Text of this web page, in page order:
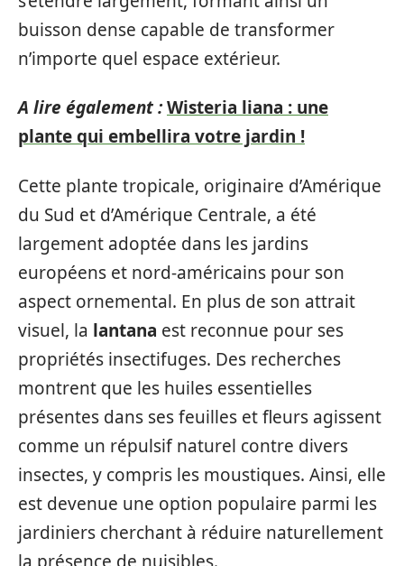
buisson dense capable de transformer
n’importe quel espace extérieur.
A lire également :Wisteria liana : une
plante qui embellira votre jardin !
Cette plante tropicale, originaire d’Amérique
du Sud et d’Amérique Centrale, a été
largement adoptée dans les jardins
européens et nord-américains pour son
aspect ornemental. En plus de son attrait
visuel, la lantana est reconnue pour ses
propriétés insectifuges. Des recherches
montrent que les huiles essentielles
présentes dans ses feuilles et fleurs agissent
comme un répulsif naturel contre divers
insectes, y compris les moustiques. Ainsi, elle
est devenue une option populaire parmi les
jardiniers cherchant à réduire naturellement
la présence de nuisibles.